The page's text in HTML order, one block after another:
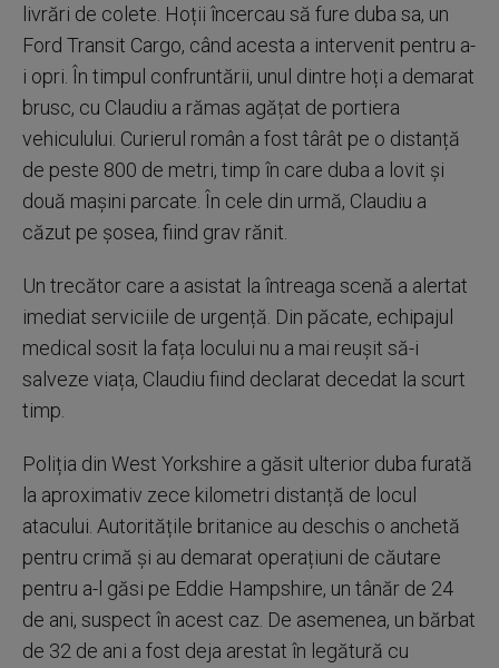
livrări de colete. Hoții încercau să fure duba sa, un
Ford Transit Cargo, când acesta a intervenit pentru a-
i opri. În timpul confruntării, unul dintre hoți a demarat
brusc, cu Claudiu a rămas agățat de portiera
vehiculului. Curierul român a fost târât pe o distanță
de peste 800 de metri, timp în care duba a lovit și
două mașini parcate. În cele din urmă, Claudiu a
căzut pe șosea, fiind grav rănit.
Un trecător care a asistat la întreaga scenă a alertat
imediat serviciile de urgență. Din păcate, echipajul
medical sosit la fața locului nu a mai reușit să-i
salveze viața, Claudiu fiind declarat decedat la scurt
timp.
Poliția din West Yorkshire a găsit ulterior duba furată
la aproximativ zece kilometri distanță de locul
atacului. Autoritățile britanice au deschis o anchetă
pentru crimă și au demarat operațiuni de căutare
pentru a-l găsi pe Eddie Hampshire, un tânăr de 24
de ani, suspect în acest caz. De asemenea, un bărbat
de 32 de ani a fost deja arestat în legătură cu